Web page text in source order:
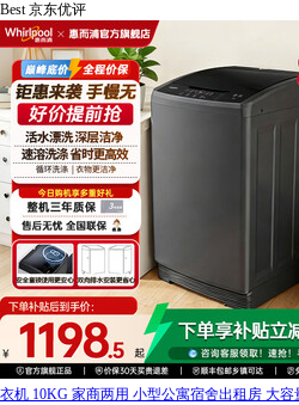
Best 京东优评
衣机 10KG 家商两用 小型公寓宿舍出租房 大